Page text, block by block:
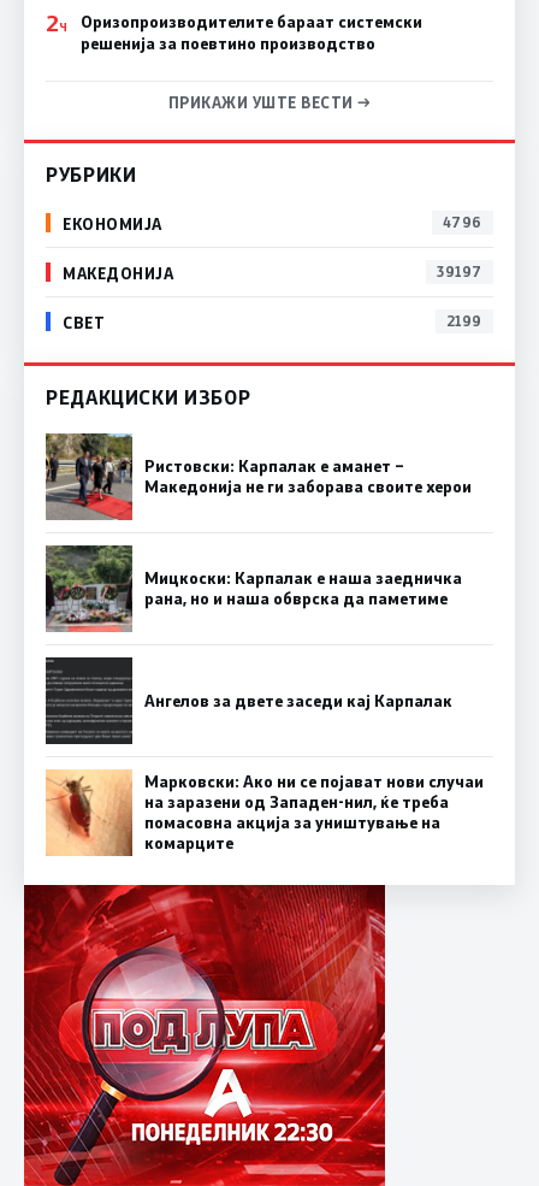
2Ч
Оризопроизводителите бараат системски
решенија за поевтино производство
ПРИКАЖИ УШТЕ ВЕСТИ →
РУБРИКИ
ЕКОНОМИЈА 4796
МАКЕДОНИЈА 39197
СВЕТ 2199
РЕДАКЦИСКИ ИЗБОР
Ристовски: Карпалак е аманет –
Македонија не ги заборава своите херои
Мицкоски: Карпалак е наша заедничка
рана, но и наша обврска да паметиме
Ангелов за двете заседи кај Карпалак
Марковски: Ако ни се појават нови случаи
на заразени од Западен-нил, ќе треба
помасовна акција за уништување на
комарците